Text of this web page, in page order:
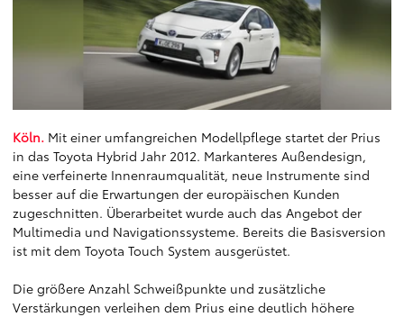
Köln. Mit einer umfangreichen Modellpflege startet der Prius
in das Toyota Hybrid Jahr 2012. Markanteres Außendesign,
eine verfeinerte Innenraumqualität, neue Instrumente sind
besser auf die Erwartungen der europäischen Kunden
zugeschnitten. Überarbeitet wurde auch das Angebot der
Multimedia und Navigationssysteme. Bereits die Basisversion
ist mit dem Toyota Touch System ausgerüstet.
Die größere Anzahl Schweißpunkte und zusätzliche
Verstärkungen verleihen dem Prius eine deutlich höhere